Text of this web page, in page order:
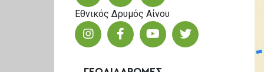
Εθνικός Δρυμός Αίνου